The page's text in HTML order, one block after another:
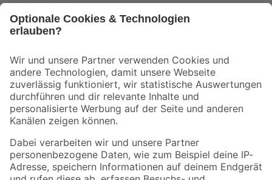
Der toom Newsletter: Keine Angebote und Aktionen mehr verpassen!
Zur Newsletter Anmeldung
Folge uns
Zahlungsarten Versandarten